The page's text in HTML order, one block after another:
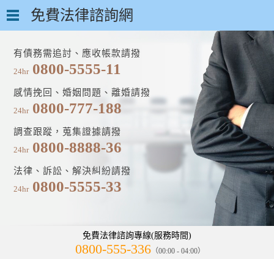
免費法律諮詢網
有債務需追討、應收帳款請撥
24hr 0800-5555-11
感情挽回、婚姻問題、離婚請撥
24hr 0800-777-188
調查跟蹤，蒐集證據請撥
24hr 0800-8888-36
法律、訴訟、解決糾紛請撥
24hr 0800-5555-33
免費法律諮詢專線(服務時間)
0800-555-336 （00:00 - 04:00）